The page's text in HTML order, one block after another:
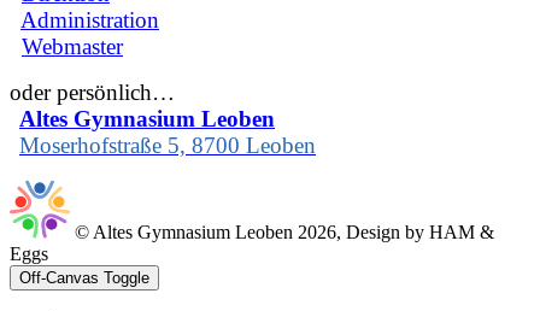
Administration
Webmaster
oder persönlich…
Altes Gymnasium Leoben
Moserhofstraße 5, 8700 Leoben
© Altes Gymnasium Leoben 2026, Design by HAM &
Eggs
Off-Canvas Toggle